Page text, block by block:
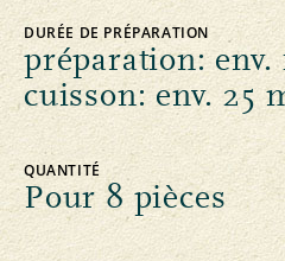
DURÉE DE PRÉPARATION
préparation: env.
cuisson: env. 25
QUANTITÉ
Pour 8 pièces